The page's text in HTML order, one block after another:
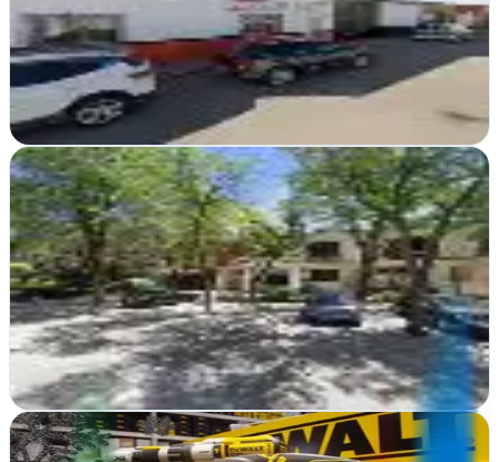
Apigon Publicidad transforma ideas en resultados medibles en
Tomelloso. Publicidad creativa que conecta tu marca con el público
que importa
Ver fichacompleta
Diseño Web SEO Tomelloso Laura Lodel
Tomelloso, Ciudad Real
Posicionamiento web y diseño desde Tomelloso. Laura Lodel
transforma tu presencia digital con estrategia SEO, consultoría y
sitios web orientados a…
Ver fichacompleta
Explora Tomelloso